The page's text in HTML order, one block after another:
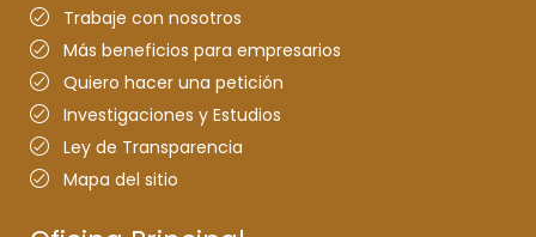
Trabaje con nosotros
Más beneficios para empresarios
Quiero hacer una petición
Investigaciones y Estudios
Ley de Transparencia
Mapa del sitio